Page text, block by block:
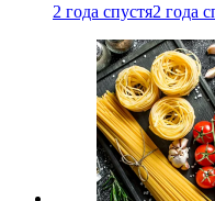
2 года спустя2 года